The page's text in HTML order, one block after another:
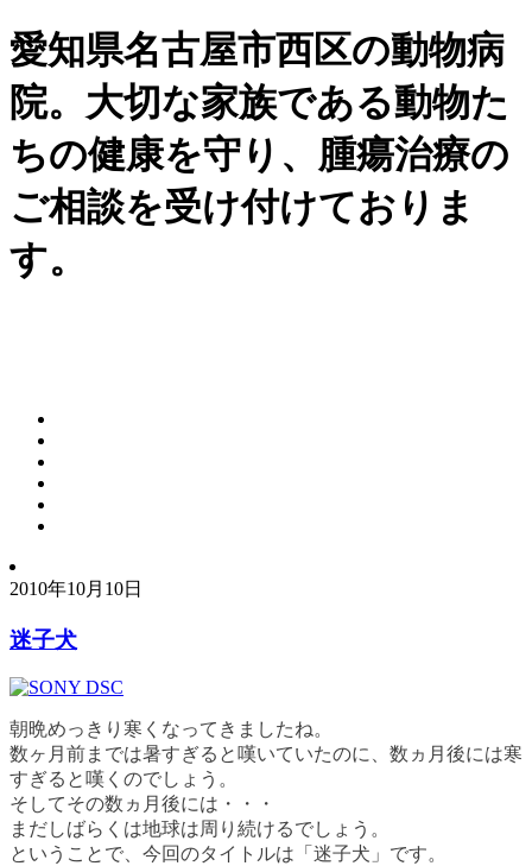
愛知県名古屋市西区の動物病
院。大切な家族である動物た
ちの健康を守り、腫瘍治療の
ご相談を受け付けておりま
す。
2010年10月10日
迷子犬
朝晩めっきり寒くなってきましたね。
数ヶ月前までは暑すぎると嘆いていたのに、数ヵ月後には寒
すぎると嘆くのでしょう。
そしてその数ヵ月後には・・・
まだしばらくは地球は周り続けるでしょう。
ということで、今回のタイトルは「迷子犬」です。